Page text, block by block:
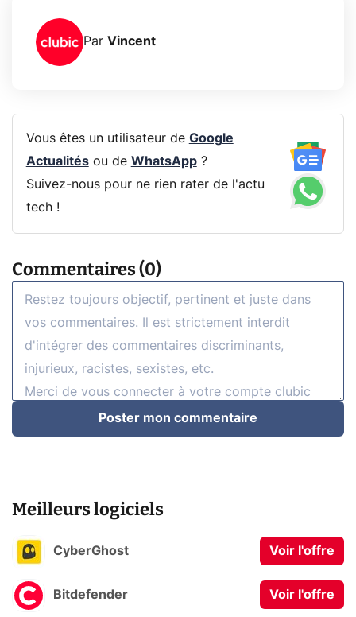
Par Vincent
Vous êtes un utilisateur de Google
Actualitésou de WhatsApp?
Suivez-nous pour ne rien rater de l'actu
tech !
Commentaires (0)
Poster mon commentaire
Meilleurs logiciels
CyberGhost Voir l'offre
Bitdefender Voir l'offre